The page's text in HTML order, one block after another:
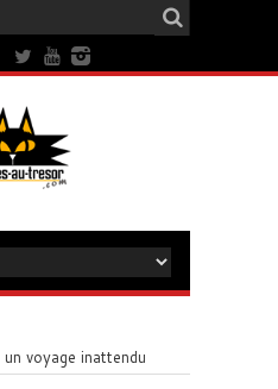
un voyage inattendu